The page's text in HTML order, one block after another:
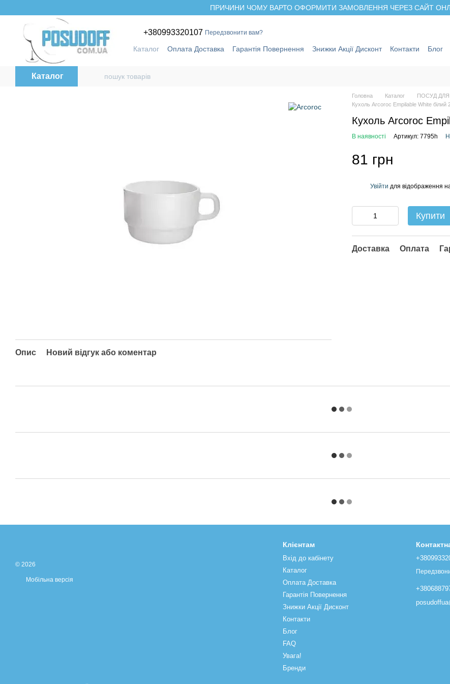
ПРИЧИНИ ЧОМУ ВАРТО ОФОРМИТИ ЗАМОВЛЕННЯ ЧЕРЕЗ САЙТ
+380993320107 Передзвонити вам?
Каталог Оплата Доставка Гарантія Повернення Знижки Акції Дисконт Контакти Блог
Каталог
Опис Новий відгук або коментар
Головна Каталог ПОСУД
Кухоль Arcoroc Empilable White білий
Кухоль Arcoroc
В наявності Артикул: 7795h
81 грн
Увійти для відображення
Купити
Доставка Оплата
© 2026
Мобільна версія
Клієнтам
Вхід до кабінету
Каталог
Оплата Доставка
Гарантія Повернення
Знижки Акції Дисконт
Контакти
Блог
FAQ
Увага!
Бренди